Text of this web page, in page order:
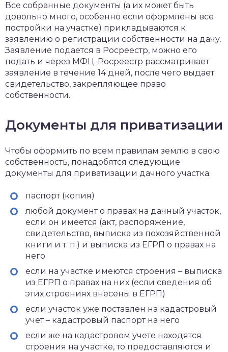
Все собранные документы (а их может быть
довольно много, особенно если оформлены все
постройки на участке) прикладываются к
заявлению о регистрации собственности на дачу.
Заявление подается в Росреестр, можно его
подать и через МФЦ. Росреестр рассматривает
заявление в течение 14 дней, после чего выдает
свидетельство, закрепляющее право
собственности.
Документы для приватизации
Чтобы оформить по всем правилам землю в свою
собственность, понадобятся следующие
документы для приватизации дачного участка:
паспорт (копия)
любой документ о правах на дачный участок,
если он имеется (акт, распоряжение,
свидетельство, выписка из похозяйственной
книги и т. п.) и выписка из ЕГРП о правах на
него
если на участке имеются строения – выписка
из ЕГРП о правах на них (если сведения об
этих строениях внесены в ЕГРП)
если участок уже поставлен на кадастровый
учет – кадастровый паспорт на него
если же на кадастровом учете находятся
строения на участке, то предоставляются и